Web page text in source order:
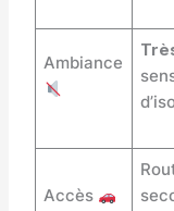
Ambiance
Accès